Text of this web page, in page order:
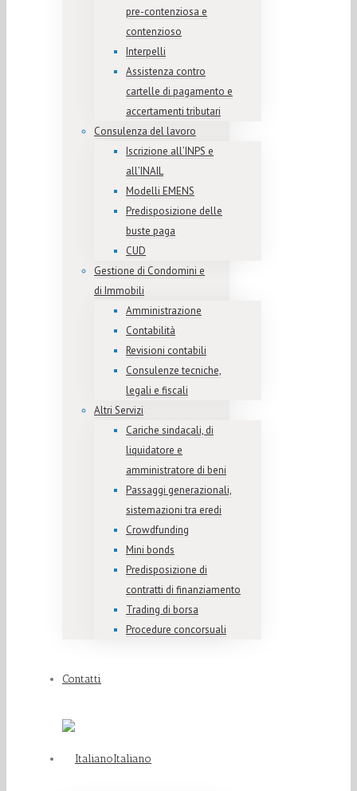
pre-contenziosa e
contenzioso
Interpelli
Assistenza contro
cartelle di pagamento e
accertamenti tributari
Consulenza del lavoro
Iscrizione all’INPS e
all’INAIL
Modelli EMENS
Predisposizione delle
buste paga
CUD
Gestione di Condomini e
di Immobili
Amministrazione
Contabilità
Revisioni contabili
Consulenze tecniche,
legali e fiscali
Altri Servizi
Cariche sindacali, di
liquidatore e
amministratore di beni
Passaggi generazionali,
sistemazioni tra eredi
Crowdfunding
Mini bonds
Predisposizione di
contratti di finanziamento
Trading di borsa
Procedure concorsuali
Contatti
Italiano